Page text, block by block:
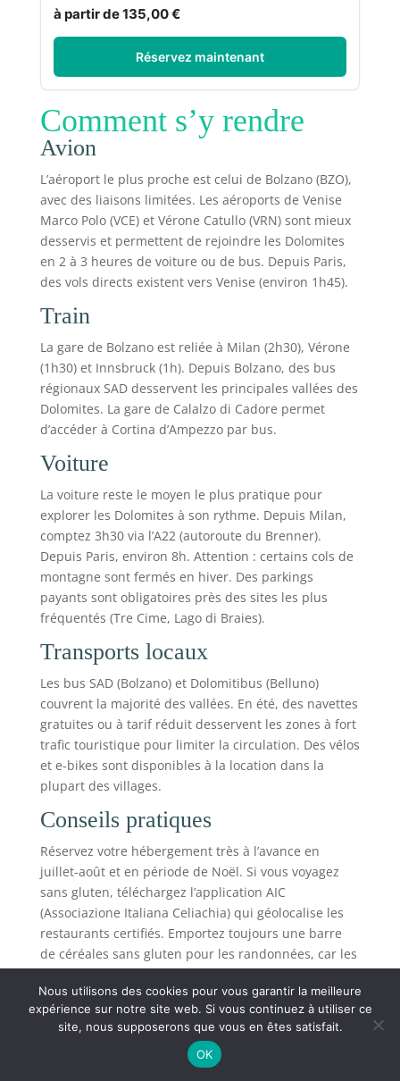
à partir de 135,00 €
Réservez maintenant
Comment s’y rendre
Avion
L’aéroport le plus proche est celui de Bolzano (BZO),
avec des liaisons limitées. Les aéroports de Venise
Marco Polo (VCE) et Vérone Catullo (VRN) sont mieux
desservis et permettent de rejoindre les Dolomites
en 2 à 3 heures de voiture ou de bus. Depuis Paris,
des vols directs existent vers Venise (environ 1h45).
Train
La gare de Bolzano est reliée à Milan (2h30), Vérone
(1h30) et Innsbruck (1h). Depuis Bolzano, des bus
régionaux SAD desservent les principales vallées des
Dolomites. La gare de Calalzo di Cadore permet
d’accéder à Cortina d’Ampezzo par bus.
Voiture
La voiture reste le moyen le plus pratique pour
explorer les Dolomites à son rythme. Depuis Milan,
comptez 3h30 via l’A22 (autoroute du Brenner).
Depuis Paris, environ 8h. Attention : certains cols de
montagne sont fermés en hiver. Des parkings
payants sont obligatoires près des sites les plus
fréquentés (Tre Cime, Lago di Braies).
Transports locaux
Les bus SAD (Bolzano) et Dolomitibus (Belluno)
couvrent la majorité des vallées. En été, des navettes
gratuites ou à tarif réduit desservent les zones à fort
trafic touristique pour limiter la circulation. Des vélos
et e-bikes sont disponibles à la location dans la
plupart des villages.
Conseils pratiques
Réservez votre hébergement très à l’avance en
juillet-août et en période de Noël. Si vous voyagez
sans gluten, téléchargez l’application AIC
(Associazione Italiana Celiachia) qui géolocalise les
restaurants certifiés. Emportez toujours une barre
de céréales sans gluten pour les randonnées, car les
refuges ne garantissent pas toujours la disponibilité.
Carte interactive
Nous utilisons des cookies pour vous garantir la meilleure
expérience sur notre site web. Si vous continuez à utiliser ce
site, nous supposerons que vous en êtes satisfait.
OK